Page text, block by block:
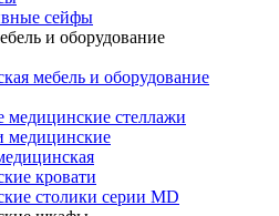
сейфы
и оборудование
мебель и оборудование
стеллажи
медицинские
кровати
столики серии MD